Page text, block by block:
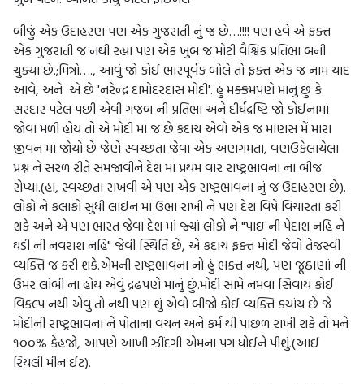
બીજું એક ઉદાહરણ પણ એક ગુજરાતી નું જ છે…!!!! પણ હવે એ ફક્ત
એક ગુજરાતી જ નથી રહ્યા પણ એક ખુબ જ મોટી વૈશ્વિક પ્રતિભા બની
ચુક્યા છે.;મિત્રો…., આવું જો કોઈ ભારપૂર્વક બોલે તો ફક્ત એક જ નામ યાદ
આવે, અને એ છે 'નરેન્દ્ર દામોદરદાસ મોદી'. હું મક્કમપણે માનું છું કે
સરદાર પટેલ પછી એવી ગજબ ની પ્રતિભા અને દીર્ઘદ્રષ્ટિ જો કોઈનામાં
જોવા મળી હોય તો એ મોદી માં જ છે.કદાચ એવો એક જ માણસ મેં મારા
જીવન માં જોયો છે જેણે સ્વચ્છતા જેવા એક અણગમતા, વણઉકેલાયેલા
પ્રશ્ન ને સરળ રીતે સમજાવીને દેશ માં પ્રથમ વાર રાષ્ટ્રભાવના ના બીજ
રોપ્યા.(હા, સ્વચ્છતા રાખવી એ પણ એક રાષ્ટ્રભાવના નું જ ઉદાહરણ છે).
લોકો ને કલાકો સુધી લાઈન માં ઉભા રાખી ને પણ દેશ વિષે વિચારતા કરી
શકે અને એ પણ ભારત જેવા દેશ માં જ્યાં લોકો ને "પાઇ ની પેદાશ નહિ ને
ઘડી ની નવરાશ નહિ" જેવી સ્થિતિ છે, એ કદાચ ફક્ત મોદી જેવો તેજસ્વી
વ્યક્તિ જ કરી શકે.એમની રાષ્ટ્રભાવના નો હું ભક્ત નથી, પણ જૂઠાણાં ની
ઉંમર લાંબી ના હોય એવું દ્રઢપણે માનું છું.મોદી સામે નમવા સિવાય કોઈ
વિકલ્પ નથી એવું તો નથી પણ શું એવો બીજો કોઈ વ્યક્તિ ક્યાંય છે જે
મોદીની રાષ્ટ્રભાવના ને પોતાના વચન અને કર્મ થી પાછળ રાખી શકે તો મને
૧૦૦% કેહજો, આપણે આખી ઝીંદગી એમના પગ ધોઈને પીશું.(આઈ
રિયલી મીન ઈટ).